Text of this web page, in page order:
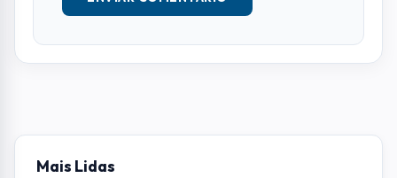
Mais Lidas